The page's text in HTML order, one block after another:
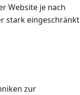
Website je nach
stark eingeschränkt
zur